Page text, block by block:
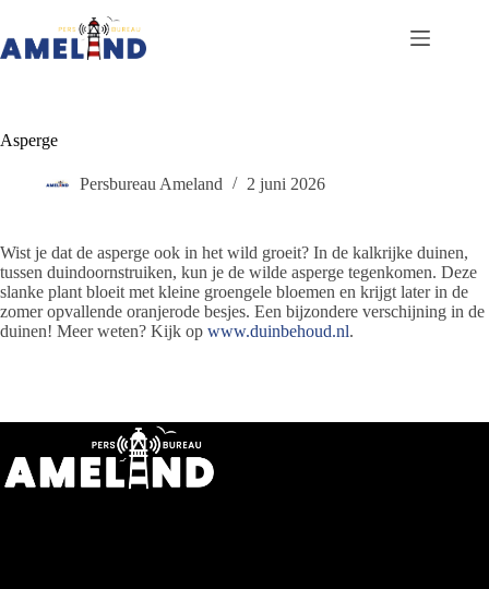
de
Asperge
Persbureau Ameland 2 juni 2026
Wist je dat de asperge ook in het wild groeit? In de kalkrijke duinen,
tussen duindoornstruiken, kun je de wilde asperge tegenkomen. Deze
slanke plant bloeit met kleine groengele bloemen en krijgt later in de
zomer opvallende oranjerode besjes. Een bijzondere verschijning in de
duinen! Meer weten? Kijk op www.duinbehoud.nl.